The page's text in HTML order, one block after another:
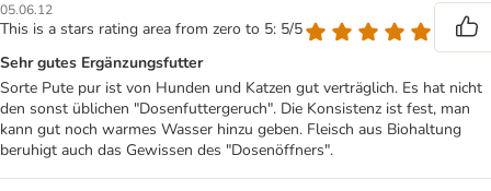
05.06.12
This is a stars rating area from zero to 5: 5/5
Sehr gutes Ergänzungsfutter
Sorte Pute pur ist von Hunden und Katzen gut verträglich. Es hat nicht
den sonst üblichen "Dosenfuttergeruch". Die Konsistenz ist fest, man
kann gut noch warmes Wasser hinzu geben. Fleisch aus Biohaltung
beruhigt auch das Gewissen des "Dosenöffners".